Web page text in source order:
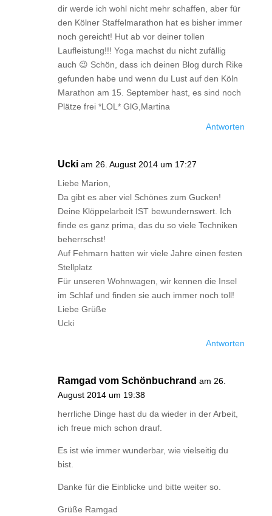
dir werde ich wohl nicht mehr schaffen, aber für
den Kölner Staffelmarathon hat es bisher immer
noch gereicht! Hut ab vor deiner tollen
Laufleistung!!! Yoga machst du nicht zufällig
auch 😉 Schön, dass ich deinen Blog durch Rike
gefunden habe und wenn du Lust auf den Köln
Marathon am 15. September hast, es sind noch
Plätze frei *LOL* GlG,Martina
Antworten
Ucki am 26. August 2014 um 17:27
Liebe Marion,
Da gibt es aber viel Schönes zum Gucken!
Deine Klöppelarbeit IST bewundernswert. Ich
finde es ganz prima, das du so viele Techniken
beherrschst!
Auf Fehmarn hatten wir viele Jahre einen festen
Stellplatz
Für unseren Wohnwagen, wir kennen die Insel
im Schlaf und finden sie auch immer noch toll!
Liebe Grüße
Ucki
Antworten
Ramgad vom Schönbuchrand am 26.
August 2014 um 19:38
herrliche Dinge hast du da wieder in der Arbeit,
ich freue mich schon drauf.
Es ist wie immer wunderbar, wie vielseitig du
bist.
Danke für die Einblicke und bitte weiter so.
Grüße Ramgad